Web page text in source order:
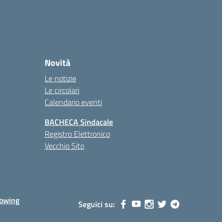
Novità
Le notizie
Le circolari
Calendario eventi
BACHECA Sindacale
Registro Elettronico
Vecchio Sito
Seguici su: